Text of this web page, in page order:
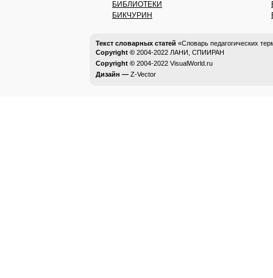
БИБЛИОТЕКИ
БИКЧУРИН
Текст словарных статей «Словарь педагогических
Copyright © 2004-2022 ЛАНИ, СПИИРАН
Copyright © 2004-2022 VisualWorld.ru
Дизайн — Z-Vector